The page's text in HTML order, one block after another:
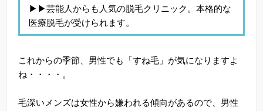
▶▶芸能人からも人気の脱毛クリニック。本格的な
医療脱毛が受けられます。
これからの季節、男性でも「すね毛」が気になりますよ
ね・・・・。
毛深いメンズは女性から嫌われる傾向があるので、男性